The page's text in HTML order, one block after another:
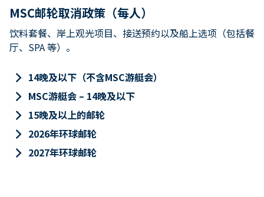
MSC邮轮取消政策（每人）
饮料套餐、岸上观光项目、接送预约以及船上选项（包括餐
厅、SPA 等）。
keyboard_arrow_right 14晚及以下（不含MSC游艇会）
keyboard_arrow_right MSC游艇会 – 14晚及以下
keyboard_arrow_right 15晚及以上的邮轮
keyboard_arrow_right 2026年环球邮轮
keyboard_arrow_right 2027年环球邮轮